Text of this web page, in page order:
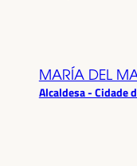
MARÍA DEL
Alcaldesa - Cidade